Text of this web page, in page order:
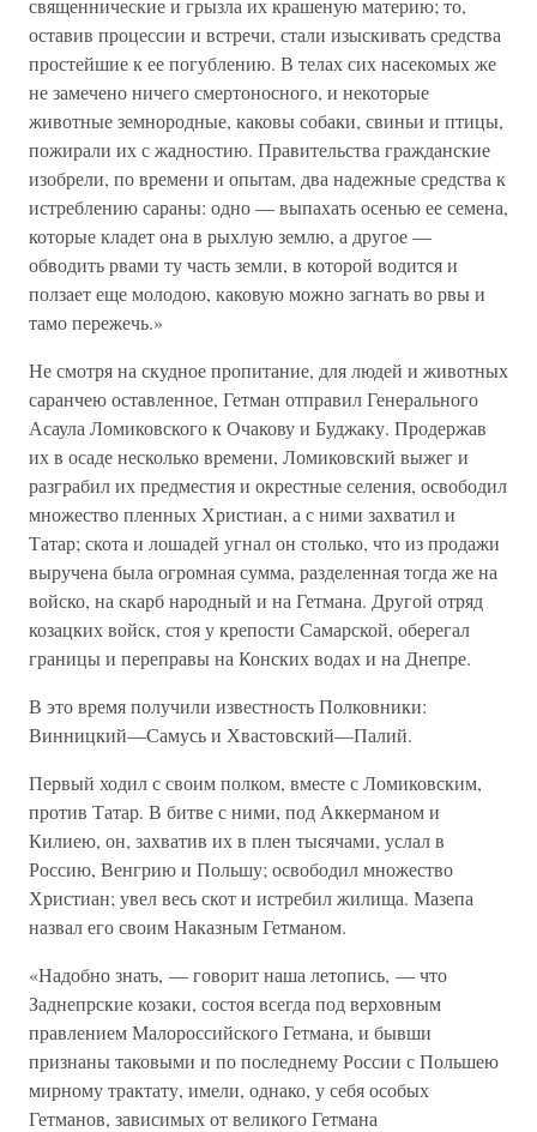
священнические и грызла их крашеную материю; то,
оставив процессии и встречи, стали изыскивать средства
простейшие к ее погублению. В телах сих насекомых же
не замечено ничего смертоносного, и некоторые
животные земнородные, каковы собаки, свиньи и птицы,
пожирали их с жадностию. Правительства гражданские
изобрели, по времени и опытам, два надежные средства к
истреблению сараны: одно — выпахать осенью ее семена,
которые кладет она в рыхлую землю, а другое —
обводить рвами ту часть земли, в которой водится и
ползает еще молодою, каковую можно загнать во рвы и
тамо пережечь.»
Не смотря на скудное пропитание, для людей и животных
саранчею оставленное, Гетман отправил Генерального
Асаула Ломиковского к Очакову и Буджаку. Продержав
их в осаде несколько времени, Ломиковский выжег и
разграбил их предместия и окрестные селения, освободил
множество пленных Христиан, а с ними захватил и
Татар; скота и лошадей угнал он столько, что из продажи
выручена была огромная сумма, разделенная тогда же на
войско, на скарб народный и на Гетмана. Другой отряд
козацких войск, стоя у крепости Самарской, оберегал
границы и переправы на Конских водах и на Днепре.
В это время получили известность Полковники:
Винницкий—Самусь и Хвастовский—Палий.
Первый ходил с своим полком, вместе с Ломиковским,
против Татар. В битве с ними, под Аккерманом и
Килиею, он, захватив их в плен тысячами, услал в
Россию, Венгрию и Польшу; освободил множество
Христиан; увел весь скот и истребил жилища. Мазепа
назвал его своим Наказным Гетманом.
«Надобно знать, — говорит наша летопись, — что
Заднепрские козаки, состоя всегда под верховным
правлением Малороссийского Гетмана, и бывши
признаны таковыми и по последнему России с Польшею
мирному трактату, имели, однако, у себя особых
Гетманов, зависимых от великого Гетмана